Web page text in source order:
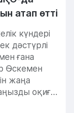
атап өтті
күндері
дәстүрлі
ғана
Өскемен
жаңа
оқиға